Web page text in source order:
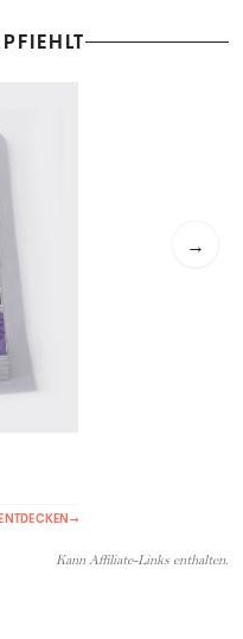
→
ENTDECKEN →
Kann Affiliate-Links enthalten.